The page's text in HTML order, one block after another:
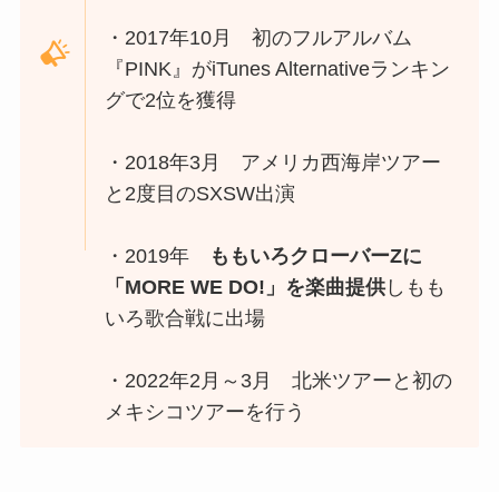
・2017年10月 初のフルアルバム
『PINK』がiTunes Alternativeランキン
グで2位を獲得
・2018年3月 アメリカ西海岸ツアー
と2度目のSXSW出演
・2019年
ももいろクローバーZに
「MORE WE DO!」を楽曲提供 しもも
いろ歌合戦に出場
・2022年2月～3月 北米ツアーと初の
メキシコツアーを行う